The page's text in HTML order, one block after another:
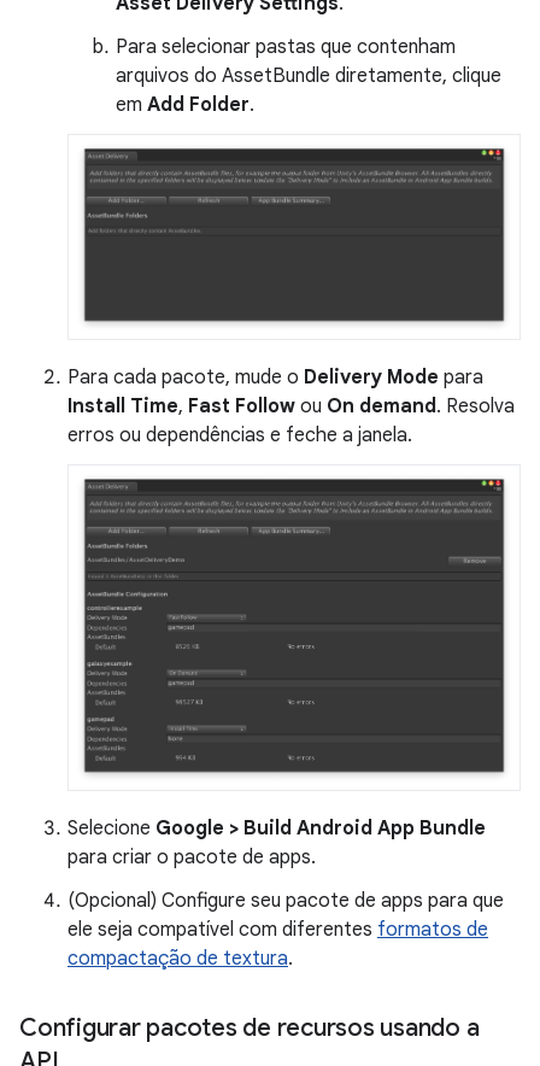
Para selecionar pastas que contenham
arquivos do AssetBundle diretamente, clique
em Add Folder.
Para cada pacote, mude o Delivery Mode para
Install Time, Fast Follow ou On demand . Resolva
erros ou dependências e feche a janela.
Selecione Google > Build Android App Bundle
para criar o pacote de apps.
(Opcional) Configure seu pacote de apps para que
ele seja compatível com diferentes formatos de
compactação de textura.
Configurar pacotes de recursos usando a